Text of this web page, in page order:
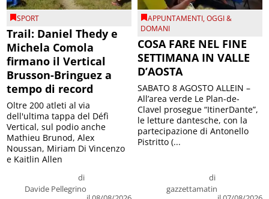
SPORT
Trail: Daniel Thedy e
Michela Comola
firmano il Vertical
Brusson-Bringuez a
tempo di record
di
Davide Pellegrino
Oltre 200 atleti al via
dell'ultima tappa del Défì
Vertical, sul podio anche
Mathieu Brunod, Alex
Noussan, Miriam Di Vincenzo
e Kaitlin Allen
APPUNTAMENTI,OGGI &
DOMANI
COSA FARE NEL FINE
SETTIMANA IN VALLE
D’AOSTA
di
gazzettamatin
SABATO 8 AGOSTO ALLEIN –
All’area verde Le Plan-de-
Clavel prosegue “ItinerDante”,
le letture dantesche, con la
partecipazione di Antonello
Pistritto (...